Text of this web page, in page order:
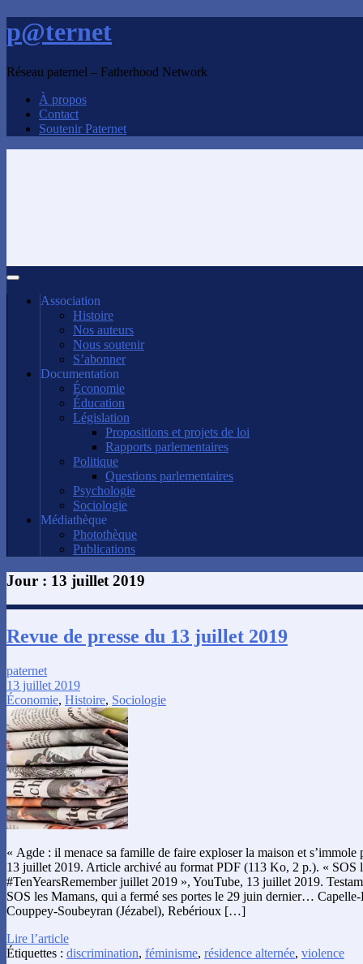
p@ternet
Réseau paternel – Fatherhood Network
À propos
Contact
Soutenir Paternet
Association
Histoire
Nos auteurs
Nous soutenir
S’abonner
Documentation
Économie
Éducation
Législation
Propositions et projets de loi
Rapports parlementaires
Politique
Questions parlementaires
Psychologie
Sociologie
Médiathèque
Photothèque
Publications
Jour : 13 juillet 2019
Revue de presse du 13 juillet 2019
paternet
13 juillet 2019
Économie, Histoire, Sociologie
« Agde : il menace sa famille de faire exploser la maison et
13 juillet 2019. Article archivé au format PDF (113 Ko, 2 p.). « SOS
#TenYearsRemember juillet 2019 », YouTube, 13 juillet 2019.
SOS les Mamans, qui a fermé ses portes le 29 juin dernier…
Couppey-Soubeyran (Jézabel), Rebérioux […]
Lire l’article
Étiquettes : discrimination, féminisme, résidence alternée, violence